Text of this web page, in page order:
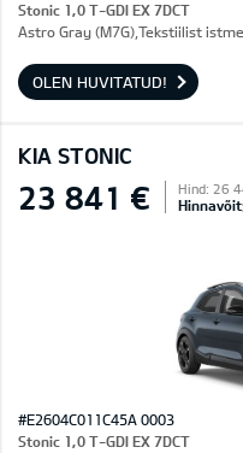
Stonic 1,0 T-GDI EX 7DCT
Astro Gray (M7G),Tekstiilist
OLEN HUVITATUD!
KIA STONIC
23 841 € Hind: 26
#E2604C011C45A 0003
Stonic 1,0 T-GDI EX 7DCT